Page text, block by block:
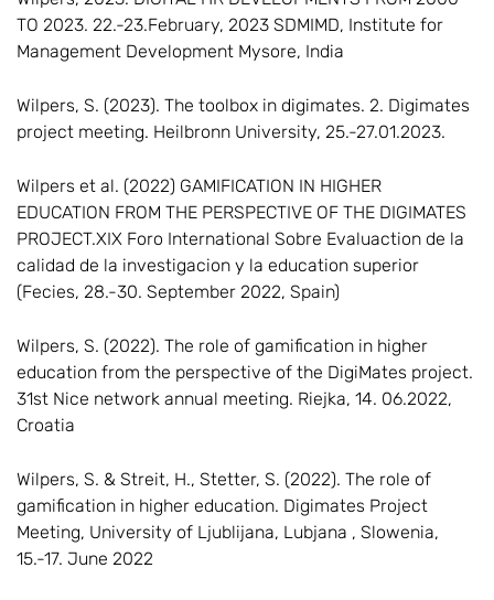
TO 2023. 22.-23.February, 2023 SDMIMD, Institute for
Management Development Mysore, India
Wilpers, S. (2023). The toolbox in digimates. 2. Digimates
project meeting. Heilbronn University, 25.-27.01.2023.
Wilpers et al. (2022) GAMIFICATION IN HIGHER
EDUCATION FROM THE PERSPECTIVE OF THE DIGIMATES
PROJECT.XIX Foro International Sobre Evaluaction de la
calidad de la investigacion y la education superior
(Fecies, 28.-30. September 2022, Spain)
Wilpers, S. (2022). The role of gamification in higher
education from the perspective of the DigiMates project.
31st Nice network annual meeting. Riejka, 14. 06.2022,
Croatia
Wilpers, S. & Streit, H., Stetter, S. (2022). The role of
gamification in higher education. Digimates Project
Meeting, University of Ljublijana, Lubjana , Slowenia,
15.-17. June 2022